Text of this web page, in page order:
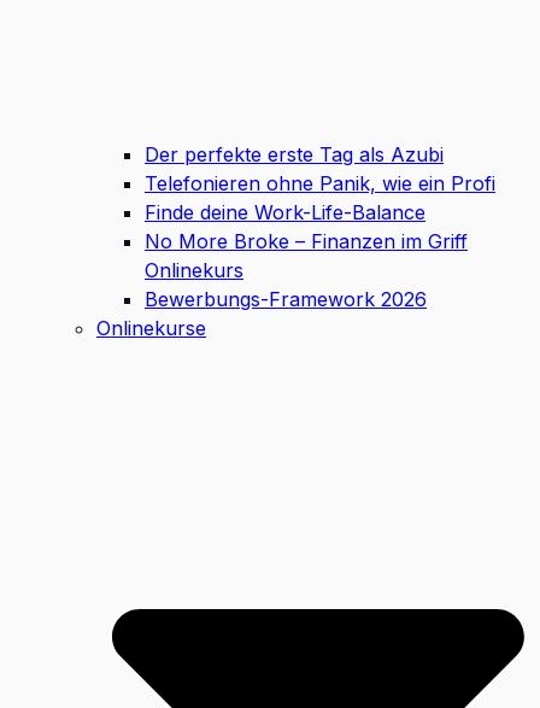
Der perfekte erste Tag als Azubi
Telefonieren ohne Panik, wie ein Profi
Finde deine Work-Life-Balance
No More Broke – Finanzen im Griff
Onlinekurs
Bewerbungs-Framework 2026
Onlinekurse